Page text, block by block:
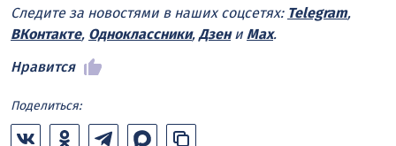
Следите за новостями в наших соцсетях: Telegram,
ВКонтакте, Одноклассники, Дзени Max.
Нравится
Поделиться: